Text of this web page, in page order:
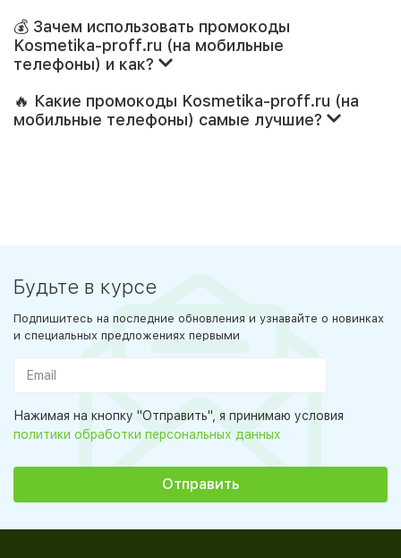
💰 Зачем использовать промокоды
Kosmetika-proff.ru (на мобильные
телефоны) и как?
🔥 Какие промокоды Kosmetika-proff.ru (на
мобильные телефоны) самые лучшие?
Будьте в курсе
Подпишитесь на последние обновления и узнавайте о новинках
и специальных предложениях первыми
Нажимая на кнопку "Отправить", я принимаю условия
политики обработки персональных данных